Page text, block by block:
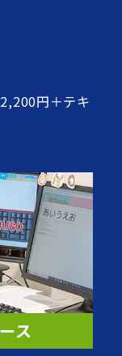
円＋テキ
ス